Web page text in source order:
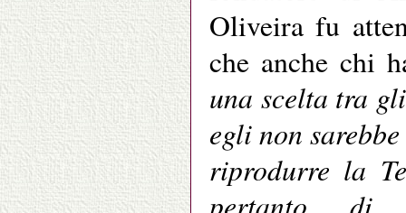
Oliveira fu
che anche chi
una scelta tra
egli non
riprodurre la